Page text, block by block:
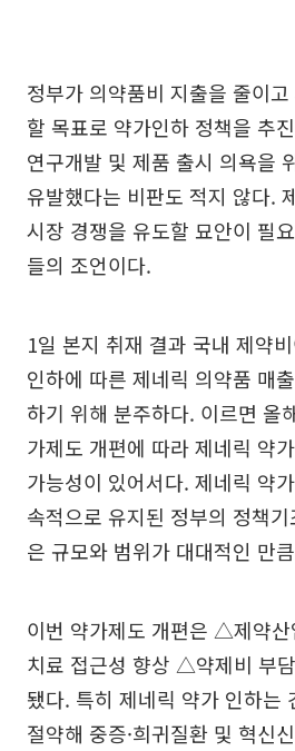
정부가 의약품비 지출을 줄이
할 목표로 약가인하 정책을 추
연구개발 및 제품 출시 의욕을
유발했다는 비판도 적지 않다.
시장 경쟁을 유도할 묘안이 필
들의 조언이다.
1일 본지 취재 결과 국내 제약
인하에 따른 제네릭 의약품 매
하기 위해 분주하다. 이르면 올
가제도 개편에 따라 제네릭 약
가능성이 있어서다. 제네릭 약
속적으로 유지된 정부의 정책
은 규모와 범위가 대대적인 만
이번 약가제도 개편은 △제약
치료 접근성 향상 △약제비 부
됐다. 특히 제네릭 약가 인하는
절약해 중증·희귀질환 및 혁신